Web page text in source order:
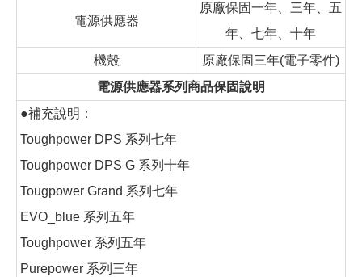
電源供應器
原廠保固一年、三年、五
年、七年、十年
機殼
原廠保固三年(電子零件)
電源供應器系列商品保固說明
●補充說明：
Toughpower DPS 系列七年
Toughpower DPS G 系列十年
Tougpower Grand 系列七年
EVO_blue 系列五年
Toughpower 系列五年
Purepower 系列三年